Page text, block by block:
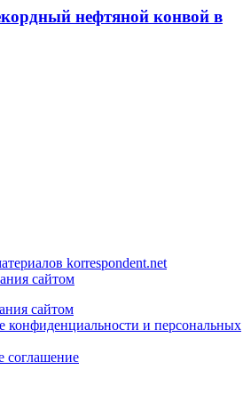
нефтяной конвой в
korrespondent.net
сайтом
сайтом
конфиденциальности и персональных
соглашение